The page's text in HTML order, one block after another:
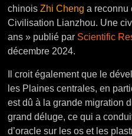
chinoisZhi Cheng a reconnu
Civilisation Lianzhou. Une
ans » publié par Scientific
décembre 2024.
Il croit également que le
les Plaines centrales, en
est dû à la grande migration
grand déluge, ce qui a
d’oracle sur les os et les